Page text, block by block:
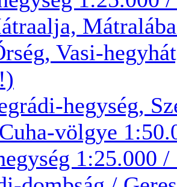
Vasi-
hegység,
völgye
1:25.000